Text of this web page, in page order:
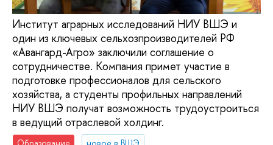
Институт аграрных исследований НИУ ВШЭ и
один из ключевых сельхозпроизводителей РФ
«Авангард-Агро» заключили соглашение о
сотрудничестве. Компания примет участие в
подготовке профессионалов для сельского
хозяйства, а студенты профильных направлений
НИУ ВШЭ получат возможность трудоустроиться
в ведущий отраслевой холдинг.
Образование
новое в ВШЭ